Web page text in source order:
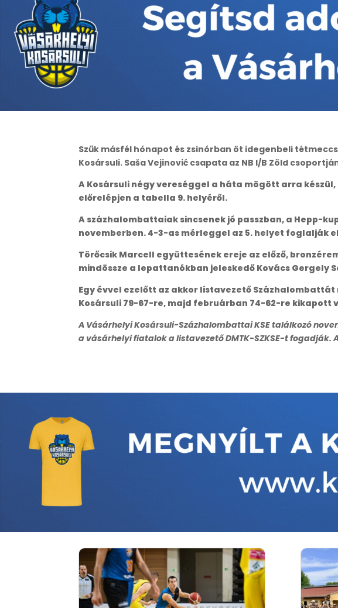
Szűk másfél hónapot és zsinórban öt idegenbeli
Kosársuli. Saša Vejinović csapata az NB I/B Zöld
A Kosársuli négy vereséggel a háta mögött arra
előrelépjen a tabella 9. helyéről.
A százhalombattaiak sincsenek jó passzban, a Hepp-
novemberben. 4-3-as mérleggel az 5. helyet foglalják
Törőcsik Marcell együttesének ereje az előző,
mindössze a lepattanókban jeleskedő Kovács Gergely
Egy évvel ezelőtt az akkor listavezető
Kosársuli 79-67-re, majd februárban 74-62-re kikapott
A Vásárhelyi Kosársuli-Százhalombattai KSE találkozó
a vásárhelyi fiatalok a listavezető DMTK-SZKSE-t fogadják.